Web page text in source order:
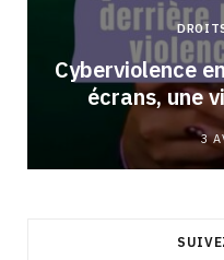
Cyberviolence
écrans, une
3